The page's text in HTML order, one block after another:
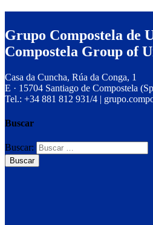
Grupo Compostela de
Compostela Group of
Casa da Cuncha, Rúa da Conga, 1
E · 15704 Santiago de Compostela
Tel.: +34 881 812 931/4 |
Buscar
Buscar: